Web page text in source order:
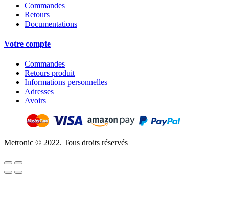
Commandes
Retours
Documentations
Votre compte
Commandes
Retours produit
Informations personnelles
Adresses
Avoirs
Metronic © 2022. Tous droits réservés